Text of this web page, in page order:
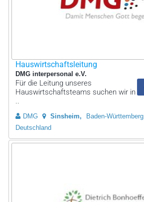
Hauswirtschaftsleitung
DMG interpersonal e.V.
Für die Leitung unseres
Hauswirtschaftsteams suchen wir in
..
DMG Sinsheim
Baden-Württemberg,
Deutschland